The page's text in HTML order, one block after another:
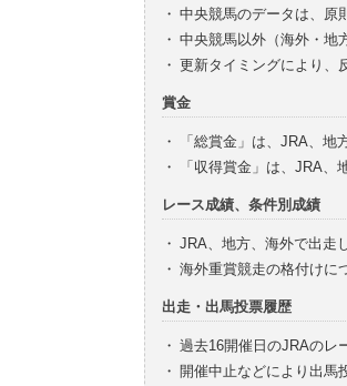
・ 中央競馬のデータは、原
・ 中央競馬以外（海外・地
・ 更新タイミングにより、
賞金
・
「総賞金」は、JRA、
・
「収得賞金」は、JRA
レース成績、条件別成績
・ JRA、地方、海外で出走
・ 海外重賞競走の格付けに
出走・出馬投票履歴
・ 過去16開催日のJRAのレ
・ 開催中止などにより出馬